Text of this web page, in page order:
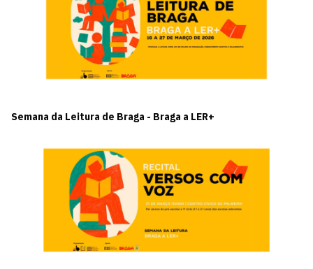
Semana da Leitura de Braga - Braga a LER+